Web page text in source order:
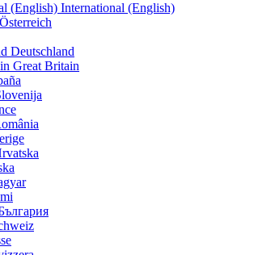
International (English)
Österreich
Deutschland
Great Britain